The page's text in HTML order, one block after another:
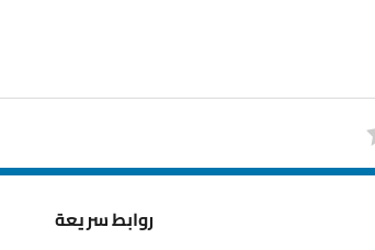
روابط سريعة